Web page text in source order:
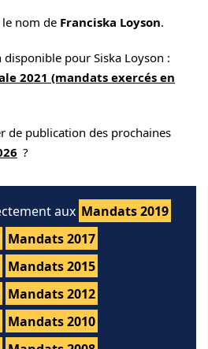
nom de Franciska Loyson.
pour Siska Loyson :
2021 (mandats exercés en
de publication des prochaines
?
aux Mandats 2019
Mandats 2017
Mandats 2015
Mandats 2012
Mandats 2010